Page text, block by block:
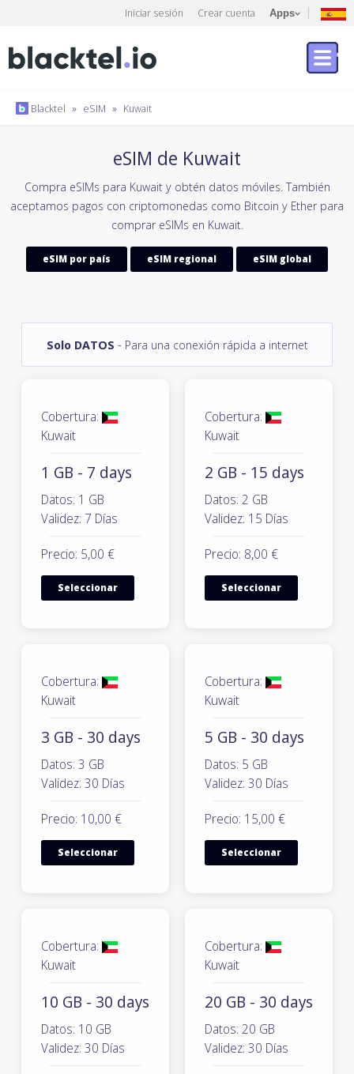
Iniciar sesión Crear cuenta Apps
Blacktel » eSIM » Kuwait
eSIM de Kuwait
Compra eSIMs para Kuwait y obtén datos móviles. También
aceptamos pagos con criptomonedas como Bitcoin y Ether para
comprar eSIMs en Kuwait.
eSIM por país eSIM regional eSIM global
Solo DATOS - Para una conexión rápida a internet
Cobertura:
Kuwait
1 GB - 7 days
Datos: 1 GB
Validez: 7 Días
Precio: 5,00 €
Seleccionar
Cobertura:
Kuwait
2 GB - 15 days
Datos: 2 GB
Validez: 15 Días
Precio: 8,00 €
Seleccionar
Cobertura:
Kuwait
3 GB - 30 days
Datos: 3 GB
Validez: 30 Días
Precio: 10,00 €
Seleccionar
Cobertura:
Kuwait
5 GB - 30 days
Datos: 5 GB
Validez: 30 Días
Precio: 15,00 €
Seleccionar
Cobertura:
Kuwait
10 GB - 30 days
Datos: 10 GB
Validez: 30 Días
Cobertura:
Kuwait
20 GB - 30 days
Datos: 20 GB
Validez: 30 Días